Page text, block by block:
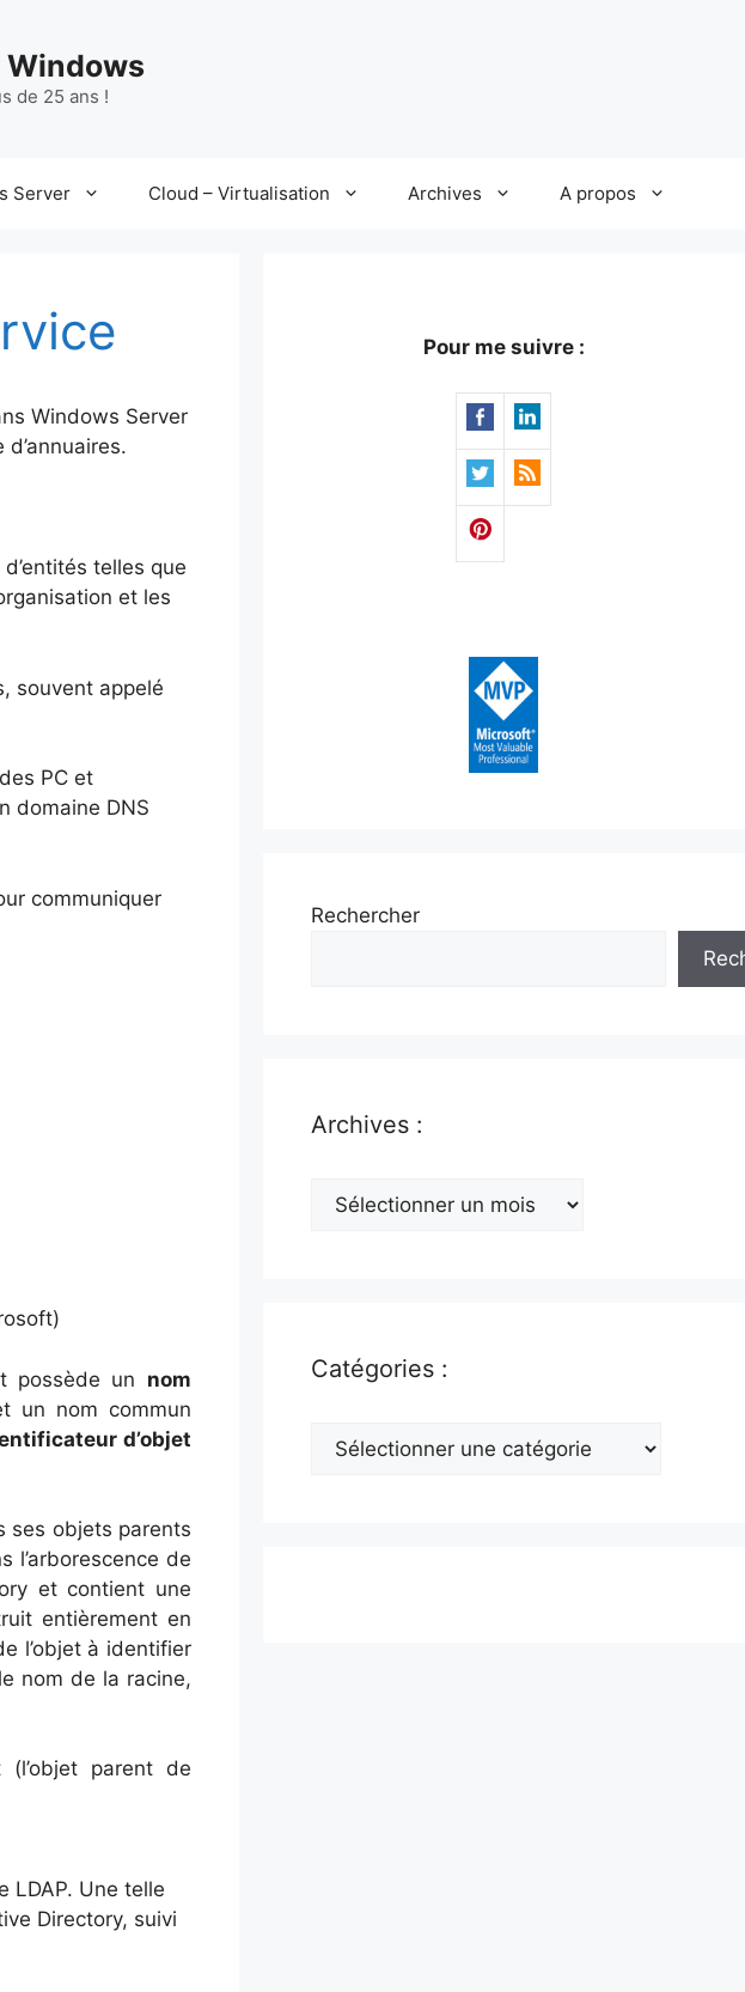
de 25 ans !
Server Cloud – Virtualisation Archives A propos
Windows Server
telles que
et les
souvent appelé
PC et
domaine DNS
communiquer
possède un nom
un nom commun
d’objet
ses objets parents
l’arborescence de
et contient une
entièrement en
l’objet à identifier
nom de la racine,
parent de
LDAP. Une telle
Directory, suivi
Pour me suivre :
Rechercher
Archives :
Archives
Catégories :
Catégories